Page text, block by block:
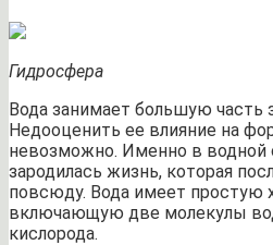
Гидросфера
Вода занимает большую часть
Недооценить ее влияние на
невозможно. Именно в водной
зародилась жизнь, которая
повсюду. Вода имеет простую
включающую две молекулы
кислорода.